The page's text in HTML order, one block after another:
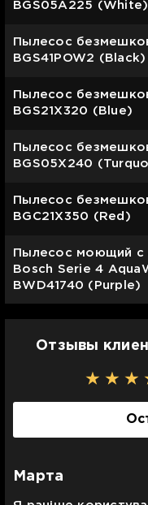
BGS05A225 (White)
Пылесос
BGS41POW2 (Black)
Пылесос
BGS21X320 (Blue)
Пылесос
BGS05X240
Пылесос
BGC21X350 (Red)
Пылесос моющий с
Bosch Serie 4
BWD41740 (Purple)
Отзывы
Марта